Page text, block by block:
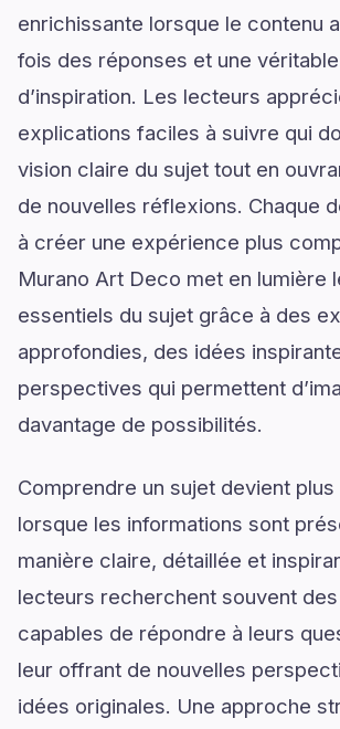
enrichissante lorsque le contenu
fois des réponses et une
d’inspiration. Les lecteurs
explications faciles à suivre qui
vision claire du sujet tout en
de nouvelles réflexions. Chaque
à créer une expérience plus
Murano Art Deco met en lumière
essentiels du sujet grâce à des
approfondies, des idées
perspectives qui permettent
davantage de possibilités.
Comprendre un sujet devient
lorsque les informations sont
manière claire, détaillée et
lecteurs recherchent souvent
capables de répondre à leurs
leur offrant de nouvelles
idées originales. Une approche